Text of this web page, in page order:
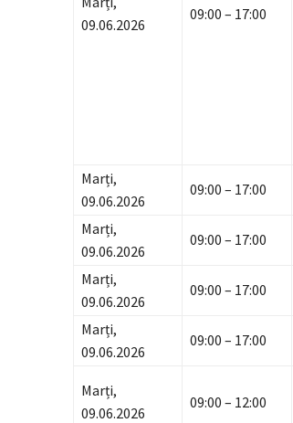
09.06.2026
09:00 – 17:00
Marți,
09.06.2026
09:00 – 17:00
Marți,
09.06.2026
09:00 – 17:00
Marți,
09.06.2026
09:00 – 17:00
Marți,
09.06.2026
09:00 – 17:00
Marți,
09.06.2026
09:00 – 12:00